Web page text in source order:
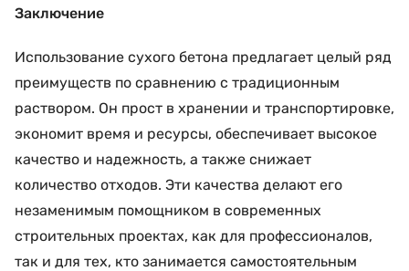
Заключение
Использование сухого бетона предлагает целый ряд
преимуществ по сравнению с традиционным
раствором. Он прост в хранении и транспортировке,
экономит время и ресурсы, обеспечивает высокое
качество и надежность, а также снижает
количество отходов. Эти качества делают его
незаменимым помощником в современных
строительных проектах, как для профессионалов,
так и для тех, кто занимается самостоятельным